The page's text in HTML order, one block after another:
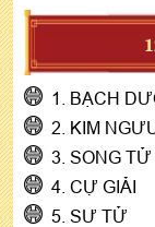
1. BẠCH
2. KIM
3. SONG TỬ
4. CỰ GIẢI
5. SƯ TỬ